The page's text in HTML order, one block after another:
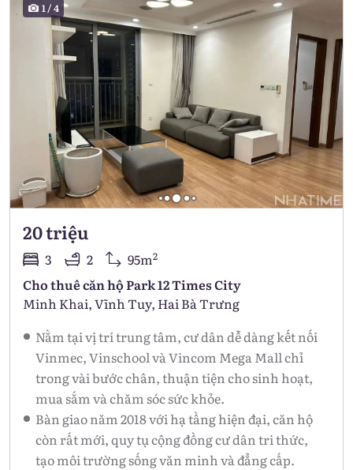
1/4
20 triệu
3 2 95m2
Cho thuê căn hộ Park 12 Times City
Minh Khai, Vĩnh Tuy, Hai Bà Trưng
Nằm tại vị trí trung tâm, cư dân dễ dàng kết nối
Vinmec, Vinschool và Vincom Mega Mall chỉ
trong vài bước chân, thuận tiện cho sinh hoạt,
mua sắm và chăm sóc sức khỏe.
Bàn giao năm 2018 với hạ tầng hiện đại, căn hộ
còn rất mới, quy tụ cộng đồng cư dân tri thức,
tạo môi trường sống văn minh và đẳng cấp.